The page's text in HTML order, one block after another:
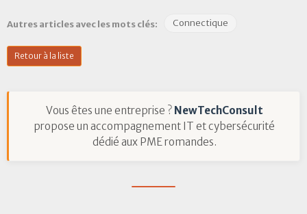
Autres articles avec les mots clés: Connectique
Retour à la liste
Vous êtes une entreprise ? NewTechConsult
propose un accompagnement IT et cybersécurité
dédié aux PME romandes.